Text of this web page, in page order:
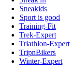
Sneakids
Sport is good
Training-Fit
Trek-Expert
Triathlon-Expert
TripnBikers
Winter-Expert